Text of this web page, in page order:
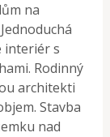
na
interiér s
Rodinný
architekti
Stavba
nad